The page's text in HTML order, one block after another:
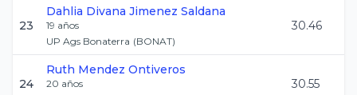
23
Dahlia Divana Jimenez Saldana
19 años
UP Ags Bonaterra (BONAT)
30.46
24
Ruth Mendez Ontiveros
20 años
30.55